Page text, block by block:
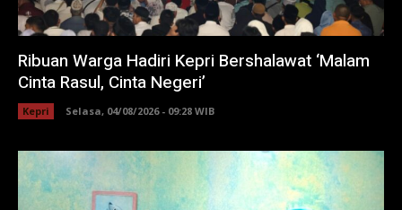
Ribuan Warga Hadiri Kepri Bershalawat ‘Malam
Cinta Rasul, Cinta Negeri’
Kepri Selasa, 04/08/2026 - 09:28 WIB